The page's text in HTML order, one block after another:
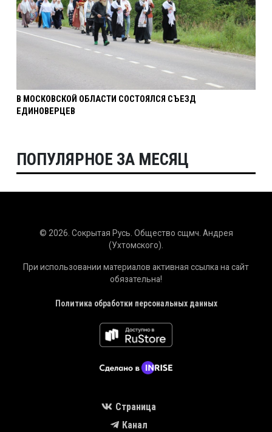
В МОСКОВСКОЙ ОБЛАСТИ СОСТОЯЛСЯ СЪЕЗД
ЕДИНОВЕРЦЕВ
ПОПУЛЯРНОЕ ЗА МЕСЯЦ
© 2026. Сокрытая Русь. Общество сщмч. Андрея
(Ухтомского).
При использовании материалов активная ссылка на сайт
обязательна!
Политика обработки персональных данных
Страница
Канал